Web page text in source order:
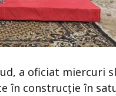
a oficiat miercuri
în construcție în